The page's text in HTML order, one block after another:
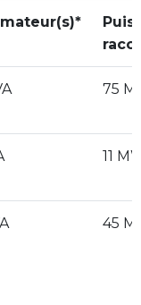
75
11
45